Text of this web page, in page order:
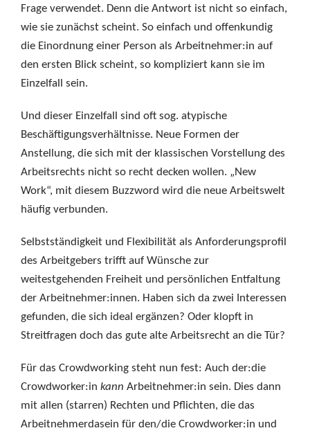
Frage verwendet. Denn die Antwort ist nicht so einfach,
wie sie zunächst scheint. So einfach und offenkundig
die Einordnung einer Person als Arbeitnehmer:in auf
den ersten Blick scheint, so kompliziert kann sie im
Einzelfall sein.
Und dieser Einzelfall sind oft sog. atypische
Beschäftigungsverhältnisse. Neue Formen der
Anstellung, die sich mit der klassischen Vorstellung des
Arbeitsrechts nicht so recht decken wollen. „New
Work“, mit diesem Buzzword wird die neue Arbeitswelt
häufig verbunden.
Selbstständigkeit und Flexibilität als Anforderungsprofil
des Arbeitgebers trifft auf Wünsche zur
weitestgehenden Freiheit und persönlichen Entfaltung
der Arbeitnehmer:innen. Haben sich da zwei Interessen
gefunden, die sich ideal ergänzen? Oder klopft in
Streitfragen doch das gute alte Arbeitsrecht an die Tür?
Für das Crowdworking steht nun fest: Auch der:die
Crowdworker:in kann Arbeitnehmer:in sein. Dies dann
mit allen (starren) Rechten und Pflichten, die das
Arbeitnehmerdasein für den/die Crowdworker:in und